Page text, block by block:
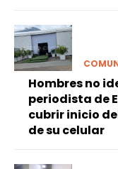
Hombres no
periodista de
cubrir inicio
de su celular